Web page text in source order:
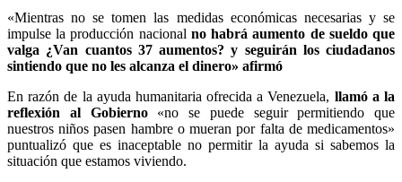
«Mientras no se tomen las medidas económicas necesarias y se
impulse la producción nacional no habrá aumento de sueldo que
valga ¿Van cuantos 37 aumentos? y seguirán los ciudadanos
sintiendo que no les alcanza el dinero» afirmó
En razón de la ayuda humanitaria ofrecida a Venezuela, llamó a la
reflexión al Gobierno «no se puede seguir permitiendo que
nuestros niños pasen hambre o mueran por falta de medicamentos»
puntualizó que es inaceptable no permitir la ayuda si sabemos la
situación que estamos viviendo.